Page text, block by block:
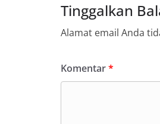
Tinggalkan
Alamat email Anda
Komentar*